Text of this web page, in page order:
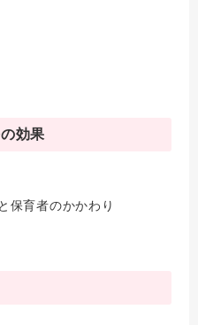
効果
保育者のかかわり